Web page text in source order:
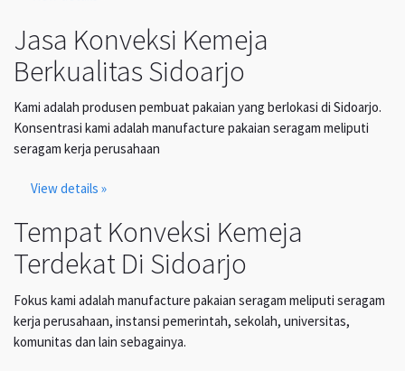
Jasa Konveksi Kemeja
Berkualitas Sidoarjo
Kami adalah produsen pembuat pakaian yang berlokasi di Sidoarjo.
Konsentrasi kami adalah manufacture pakaian seragam meliputi
seragam kerja perusahaan
View details »
Tempat Konveksi Kemeja
Terdekat Di Sidoarjo
Fokus kami adalah manufacture pakaian seragam meliputi seragam
kerja perusahaan, instansi pemerintah, sekolah, universitas,
komunitas dan lain sebagainya.